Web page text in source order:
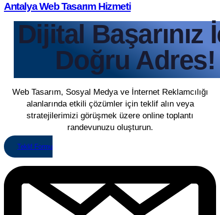
Antalya Web Tasarım Hizmeti
Dijital Başarınız
Doğru Adres!
Web Tasarım, Sosyal Medya ve İnternet Reklamcılığı
alanlarında etkili çözümler için teklif alın veya
stratejilerimizi görüşmek üzere online toplantı
randevunuzu oluşturun.
Teklif Formu